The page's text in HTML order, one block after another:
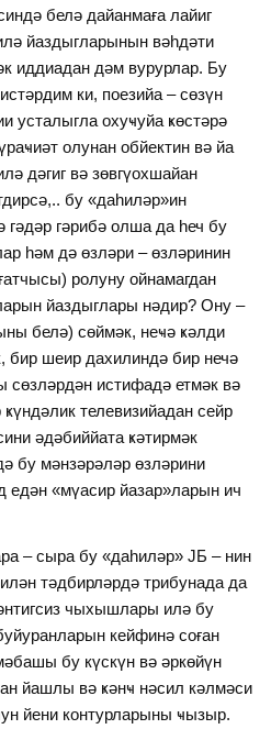
белә дайанмаға лайиг
йаздыгларынын вәһдәти
иддиадан дәм вурурлар. Бу
ки, поезийа – сөзүн
усталыгла охуҹуйа ҝөстәрә
олунан обйектин вә йа
дәгиг вә зөвгүохшайан
бу «даһиләр»ин
гәдәр гәрибә олша да һеч бу
һәм дә өзләри – өзләринин
ролуну ойнамагдан
йаздыглары нәдир? Ону –
белә) сөймәк, неҹә ҝәлди
бир шеир дахилиндә бир нечә
сөзләрдән истифадә етмәк вә
телевизийадан сейр
әдәбиййата ҝәтирмәк
бу мәнзәрәләр өзләрини
едән «мүасир йазар»ларын ич
– сыра бу «даһиләр» ЈБ – нин
тәдбирләрдә трибунада да
чыхышлары илә бу
кейфинә соған
бу күскүн вә әркөйүн
йашлы вә ҝәнҹ нәсил кәлмәси
йени контурларыны ҹызыр.